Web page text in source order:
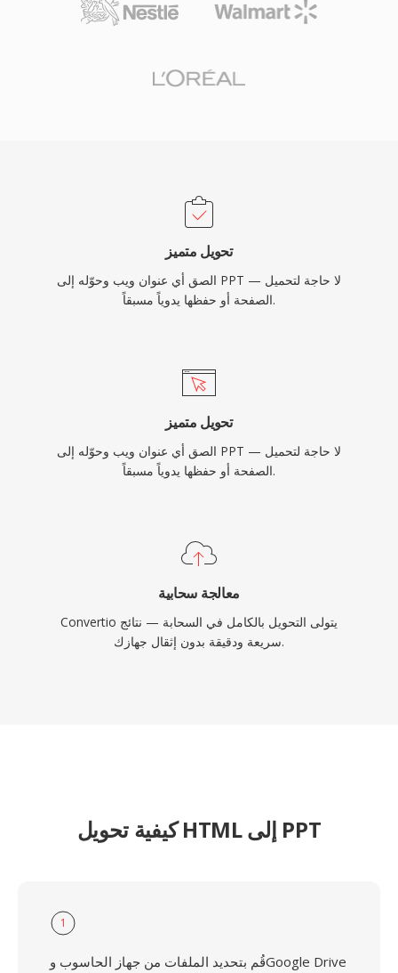
تحويل متميز
الصق أي عنوان ويب وحوّله إلى PPT — لا حاجة لتحميل
الصفحة أو حفظها يدوياً مسبقاً.
تحويل متميز
الصق أي عنوان ويب وحوّله إلى PPT — لا حاجة لتحميل
الصفحة أو حفظها يدوياً مسبقاً.
معالجة سحابية
Convertio يتولى التحويل بالكامل في السحابة — نتائج
سريعة ودقيقة بدون إثقال جهازك.
كيفية تحويل HTML إلى PPT
1
قُم بتحديد الملفات من جهاز الحاسوب وGoogle Drive